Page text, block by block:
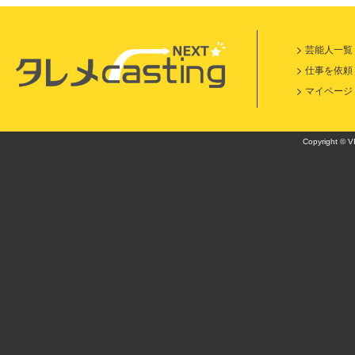
芸能人一覧
仕事を依頼
マイページ
Copyright ©